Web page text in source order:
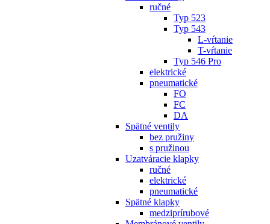
ručné
Typ 523
Typ 543
L-vŕtanie
T-vŕtanie
Typ 546 Pro
elektrické
pneumatické
FO
FC
DA
Spätné ventily
bez pružiny
s pružinou
Uzatváracie klapky
ručné
elektrické
pneumatické
Spätné klapky
medziprírubové